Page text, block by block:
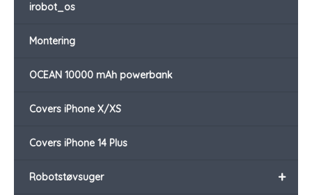
irobot_os
Montering
OCEAN 10000 mAh powerbank
Covers iPhone X/XS
Covers iPhone 14 Plus
+
Robotstøvsuger